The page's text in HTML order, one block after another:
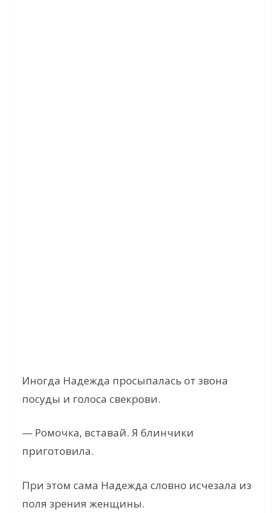
Иногда Надежда просыпалась от звона
посуды и голоса свекрови.
— Ромочка, вставай. Я блинчики
приготовила.
При этом сама Надежда словно исчезала из
поля зрения женщины.